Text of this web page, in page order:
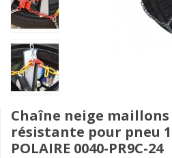
Chaîne neige
résistante pour pneu
POLAIRE 0040-PR9C-24